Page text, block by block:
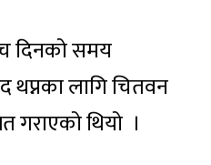
दिनको समय
थप्नका लागि चितवन
गराएको थियो ।